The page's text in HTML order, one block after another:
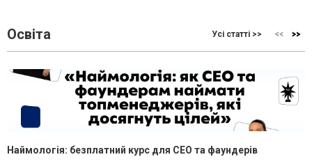
Освіта Усі статті >>
Наймологія: безплатний курс для CEO та фаундерів